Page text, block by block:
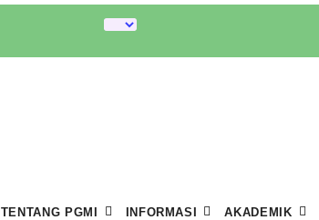
TENTANG PGMI INFORMASI AKADEMIK